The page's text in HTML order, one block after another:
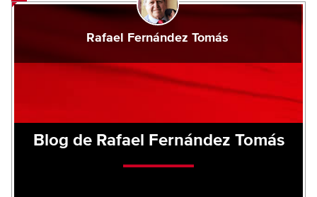
Rafael Fernández Tomás
Blog de Rafael Fernández Tomás